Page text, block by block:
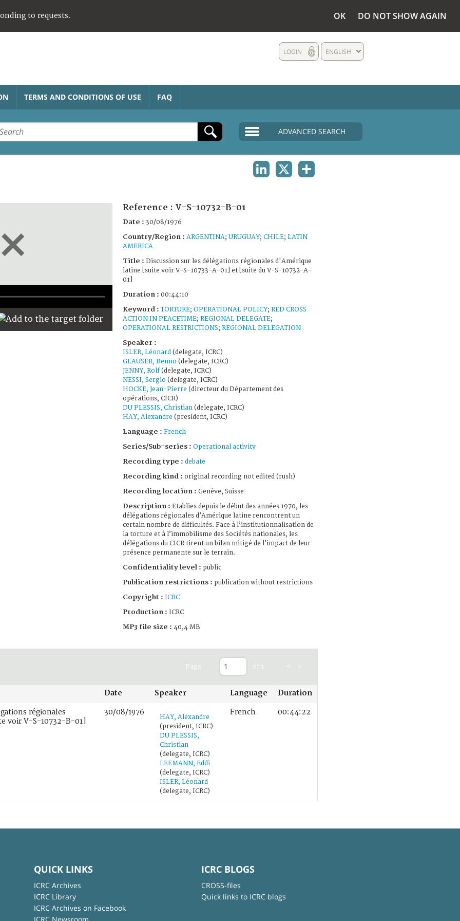
to requests. OK DO NOT SHOW AGAIN
ENGLISH
LOGIN
TERMS AND CONDITIONS OF USE FAQ
ADVANCED SEARCH
Reference : V-S-10732-B-01
Date : 30/08/1976
Country/Region : ARGENTINA; URUGUAY; CHILE; LATIN
AMERICA
Title : Discussion sur les délégations régionales d'Amérique
latine [suite voir V-S-10733-A-01] et [suite du V-S-10732-A-
01]
Duration : 00:44:10
Keyword :TORTURE; OPERATIONAL POLICY; RED CROSS
ACTION IN PEACETIME; REGIONAL DELEGATE;
OPERATIONAL RESTRICTIONS; REGIONAL DELEGATION
Speaker :
ISLER, Léonard (delegate, ICRC)
GLAUSER, Benno (delegate, ICRC)
JENNY, Rolf (delegate, ICRC)
NESSI, Sergio (delegate, ICRC)
HOCKE, Jean-Pierre (directeur du Département des
opérations, CICR)
DU PLESSIS, Christian (delegate, ICRC)
HAY, Alexandre (president, ICRC)
Language : French
Series/Sub-series : Operational activity
Recording type : debate
Recording kind : original recording not edited (rush)
Recording location : Genève, Suisse
Description : Etablies depuis le début des années 1970, les
délégations régionales d’Amérique latine rencontrent un
certain nombre de difficultés. Face à l’institutionnalisation de
la torture et à l’immobilisme des Sociétés nationales, les
délégations du CICR tirent un bilan mitigé de l’impact de leur
présence permanente sur le terrain.
Confidentiality level : public
Publication restrictions : publication without restrictions
Copyright : ICRC
Production : ICRC
MP3 file size : 40,4 MB
Page of 1 < >
Date Speaker Language Duration
régionales
voir V-S-10732-B-01]
30/08/1976
HAY, Alexandre
(president, ICRC)
DU PLESSIS,
Christian
(delegate, ICRC)
LEEMANN, Eddi
(delegate, ICRC)
ISLER, Léonard
(delegate, ICRC)
French 00:44:22
QUICK LINKS
ICRC Archives
ICRC Library
ICRC Archives on Facebook
ICRC BLOGS
CROSS-files
Quick links to ICRC blogs